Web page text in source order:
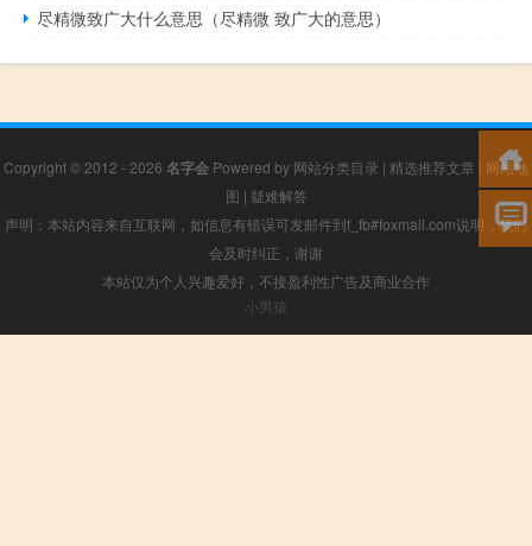
尽精微致广大什么意思（尽精微 致广大的意思）
Copyright © 2012 - 2026 名字会 Powered by 网站分类目录 | 精选推荐文章 | 网站地
图 | 疑难解答
声明：本站内容来自互联网，如信息有错误可发邮件到f_fb#foxmail.com说明，我们
会及时纠正，谢谢
本站仅为个人兴趣爱好，不接盈利性广告及商业合作
小男孩